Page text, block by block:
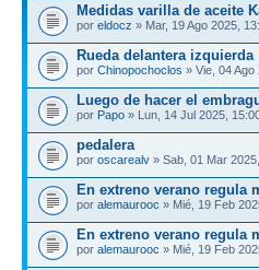
Medidas varilla de aceite
por eldocz » Mar, 19 Ago 2025,
Rueda delantera izquierda
por Chinopochoclos » Vie, 04 Ago
Luego de hacer el
por Papo » Lun, 14 Jul 2025,
pedalera
por oscarealv » Sab, 01 Mar
En extreno verano regula
por alemaurooc » Mié, 19 Feb
En extreno verano regula
por alemaurooc » Mié, 19 Feb